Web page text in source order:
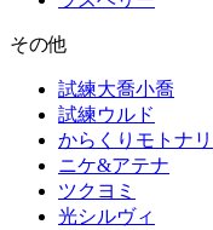
その他
試練大喬小喬
試練ウルド
からくりモトナリ
ニケ&アテナ
ツクヨミ
光シルヴィ